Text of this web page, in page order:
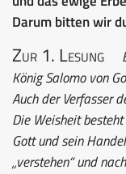
Darum bitten wir
Zur 1. Lesung
König Salomo von
Auch der Verfasser
Die Weisheit
Gott und sein
„verstehen“ und